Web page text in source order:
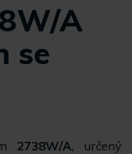
A
se
2738W/A, určený